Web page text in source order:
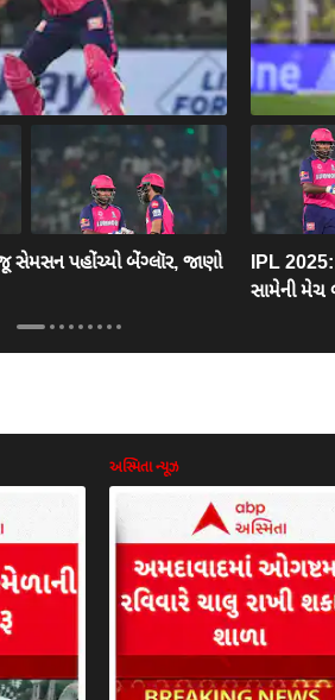
સેમસન પહોંચ્યો બેંગ્લૉર, જાણો
IPL
સામેની મેચ
અસ્મિતા ન્યૂઝ